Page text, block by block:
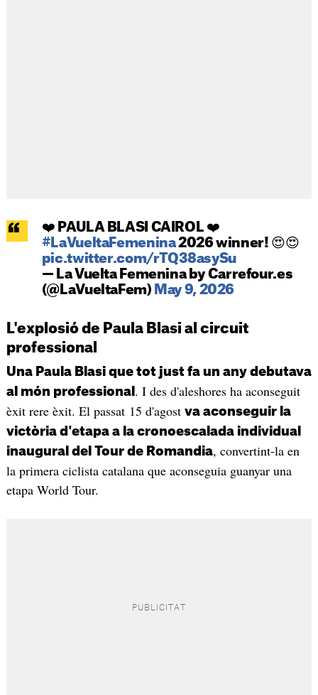
❤️ PAULA BLASI CAIROL ❤️
#LaVueltaFemenina2026 winner! 😍😍
pic.twitter.com/rTQ38asySu
— La Vuelta Femenina by Carrefour.es
(@LaVueltaFem) May 9, 2026
L'explosió de Paula Blasi al circuit
professional
Una Paula Blasi que tot just fa un any debutava
al món professional . I des d'aleshores ha aconseguit
èxit rere èxit. El passat 15 d'agost va aconseguir la
victòria d'etapa a la cronoescalada individual
inaugural del Tour de Romandia, convertint-la en
la primera ciclista catalana que aconseguia guanyar una
etapa World Tour.